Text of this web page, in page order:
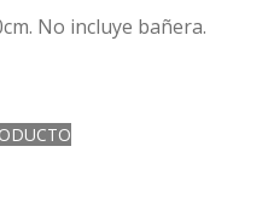
No incluye bañera.